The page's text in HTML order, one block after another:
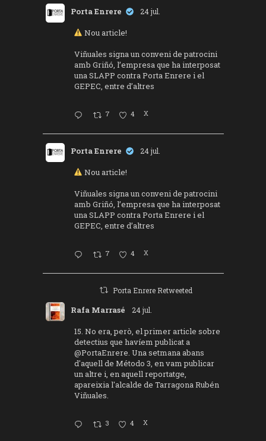
Porta Enrere 24 jul.
Nou article!
Viñuales signa un conveni de patrocini
amb Griñó, l’empresa que ha interposat
una SLAPP contra Porta Enrere i el
GEPEC, entre d’altres
7 4 X
Porta Enrere 24 jul.
Nou article!
Viñuales signa un conveni de patrocini
amb Griñó, l’empresa que ha interposat
una SLAPP contra Porta Enrere i el
GEPEC, entre d’altres
7 4 X
Porta Enrere Retweeted
Rafa Marrasé 24 jul.
15. No era, però, el primer article sobre
detectius que havíem publicat a
@PortaEnrere. Una setmana abans
d'aquell de Método 3, en vam publicar
un altre i, en aquell reportatge,
apareixia l'alcalde de Tarragona Rubén
Viñuales.
3 4 X